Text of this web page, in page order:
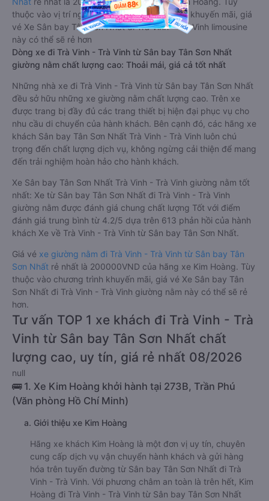
thuộc vào vị trí ngồi của bạn và chương trình khuyến mãi, giá
vé Xe Sân bay Tân Sơn Nhất đi Trà Vinh - Trà Vinh limousine
này có thể sẽ rẻ hơn
Dòng xe đi Trà Vinh - Trà Vinh từ Sân bay Tân Sơn Nhất
giường nằm chất lượng cao: Thoải mái, giá cả tốt nhất
Những nhà xe đi Trà Vinh - Trà Vinh từ Sân bay Tân Sơn Nhất
đều sở hữu những xe giường nằm chất lượng cao. Trên xe
được trang bị đầy đủ các trang thiết bị hiện đại phục vụ cho
nhu cầu di chuyển của hành khách. Bên cạnh đó, các hãng xe
khách Sân bay Tân Sơn Nhất Trà Vinh - Trà Vinh luôn chú
trọng đến chất lượng dịch vụ, không ngừng cải thiện để mang
đến trải nghiệm hoàn hảo cho hành khách.
Xe Sân bay Tân Sơn Nhất Trà Vinh - Trà Vinh giường nằm tốt
nhất: Xe từ Sân bay Tân Sơn Nhất đi Trà Vinh - Trà Vinh
giường nằm được đánh giá chung chất lượng Tốt với điểm
đánh giá trung bình từ 4.2/5 dựa trên 613 phản hồi của hành
khách Xe về Trà Vinh - Trà Vinh từ Sân bay Tân Sơn Nhất.
Giá vé xe giường nằm đi Trà Vinh - Trà Vinh từ Sân bay Tân
Sơn Nhất rẻ nhất là 200000VND của hãng xe Kim Hoàng. Tùy
thuộc vào chương trình khuyến mãi, giá vé Xe Sân bay Tân
Sơn Nhất đi Trà Vinh - Trà Vinh giường nằm này có thể sẽ rẻ
hơn.
Tư vấn TOP 1 xe khách đi Trà Vinh - Trà
Vinh từ Sân bay Tân Sơn Nhất chất
lượng cao, uy tín, giá rẻ nhất 08/2026
null
🚌 1. Xe Kim Hoàng khởi hành tại 273B, Trần Phú
(Văn phòng Hồ Chí Minh)
a. Giới thiệu xe Kim Hoàng
Hãng xe khách Kim Hoàng là một đơn vị uy tín, chuyên
cung cấp dịch vụ vận chuyển hành khách và gửi hàng
hóa trên tuyến đường từ Sân bay Tân Sơn Nhất đi Trà
Vinh - Trà Vinh. Với phương châm an toàn là trên hết, Kim
Hoàng đi Trà Vinh - Trà Vinh từ Sân bay Tân Sơn Nhất